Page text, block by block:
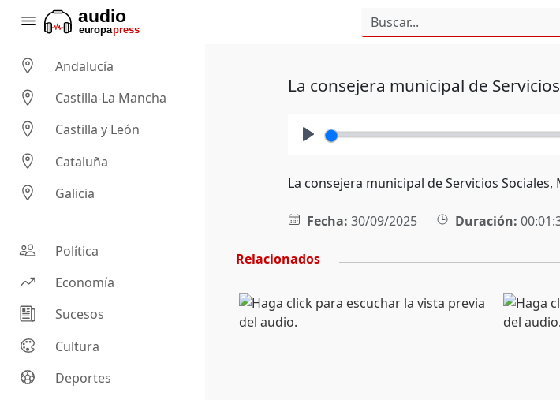
Andalucía
Castilla-La Mancha
Castilla y León
Cataluña
Galicia
Política
Economía
Sucesos
Cultura
Deportes
La consejera municipal de
La consejera municipal de Servicios
Fecha: 30/09/2025 Duración:
Relacionados